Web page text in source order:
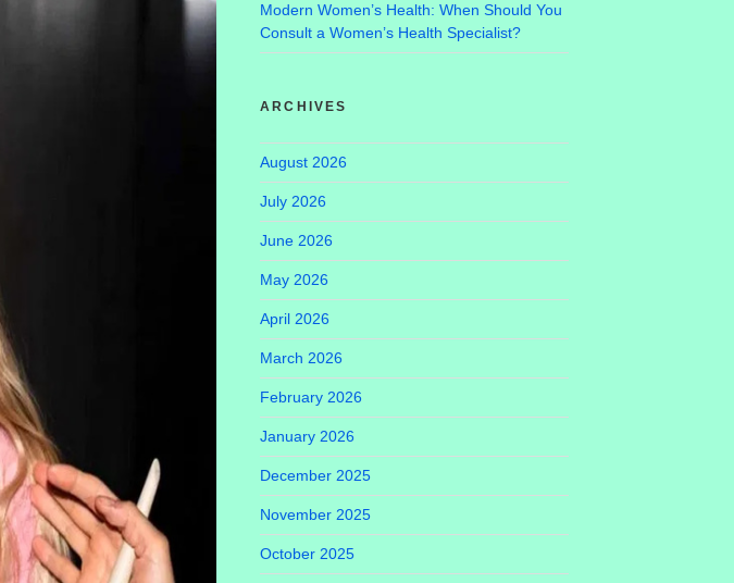
Modern Women’s Health: When Should You
Consult a Women’s Health Specialist?
ARCHIVES
August 2026
July 2026
June 2026
May 2026
April 2026
March 2026
February 2026
January 2026
December 2025
November 2025
October 2025